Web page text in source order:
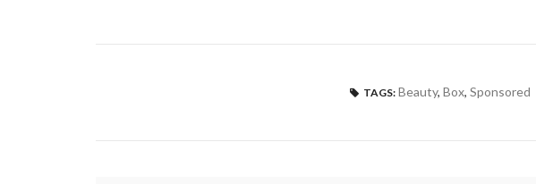
TAGS: Beauty, Box, Sponsored